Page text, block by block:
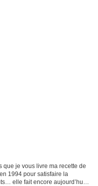
que je vous livre ma recette de
1994 pour satisfaire la
elle fait encore aujourd’hui